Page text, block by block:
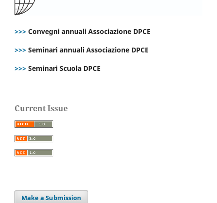
>>> Convegni annuali Associazione DPCE
>>> Seminari annuali Associazione DPCE
>>> Seminari Scuola DPCE
Current Issue
Make a Submission